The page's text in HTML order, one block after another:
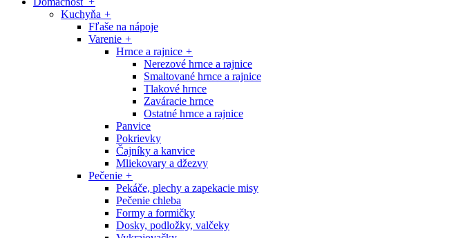
Kuchyňa +
Fľaše na nápoje
Varenie +
Hrnce a rajnice +
Nerezové hrnce a rajnice
Smaltované hrnce a rajnice
Tlakové hrnce
Zaváracie hrnce
Ostatné hrnce a rajnice
Panvice
Pokrievky
Čajníky a kanvice
Mliekovary a džezvy
Pečenie +
Pekáče, plechy a zapekacie misy
Pečenie chleba
Formy a formičky
Dosky, podložky, valčeky